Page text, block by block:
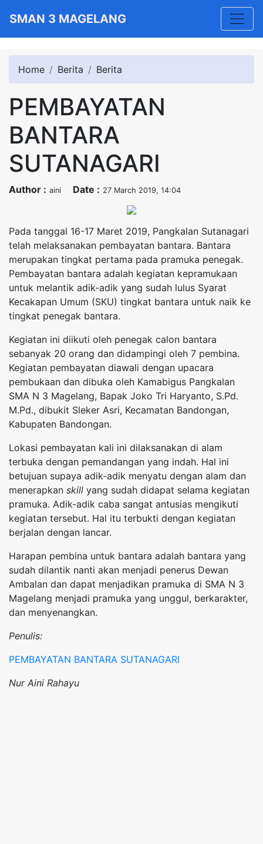
SMAN 3 MAGELANG
Home Berita Berita
PEMBAYATAN
BANTARA
SUTANAGARI
Author : aini Date : 27 March 2019, 14:04
Pada tanggal 16-17 Maret 2019, Pangkalan Sutanagari
telah melaksanakan pembayatan bantara. Bantara
merupakan tingkat pertama pada pramuka penegak.
Pembayatan bantara adalah kegiatan kepramukaan
untuk melantik adik-adik yang sudah lulus Syarat
Kecakapan Umum (SKU) tingkat bantara untuk naik ke
tingkat penegak bantara.
Kegiatan ini diikuti oleh penegak calon bantara
sebanyak 20 orang dan didampingi oleh 7 pembina.
Kegiatan pembayatan diawali dengan upacara
pembukaan dan dibuka oleh Kamabigus Pangkalan
SMA N 3 Magelang, Bapak Joko Tri Haryanto, S.Pd.
M.Pd., dibukit Sleker Asri, Kecamatan Bandongan,
Kabupaten Bandongan.
Lokasi pembayatan kali ini dilaksanakan di alam
terbuka dengan pemandangan yang indah. Hal ini
betujuan supaya adik-adik menyatu dengan alam dan
menerapkan skill yang sudah didapat selama kegiatan
pramuka. Adik-adik caba sangat antusias mengikuti
kegiatan tersebut. Hal itu terbukti dengan kegiatan
berjalan dengan lancar.
Harapan pembina untuk bantara adalah bantara yang
sudah dilantik nanti akan menjadi penerus Dewan
Ambalan dan dapat menjadikan pramuka di SMA N 3
Magelang menjadi pramuka yang unggul, berkarakter,
dan menyenangkan.
Penulis:
PEMBAYATAN BANTARA SUTANAGARI
Nur Aini Rahayu